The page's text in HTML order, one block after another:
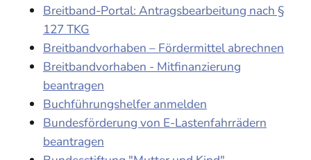
Breitband-Portal: Antragsbearbeitung nach §
127 TKG
Breitbandvorhaben – Fördermittel abrechnen
Breitbandvorhaben - Mitfinanzierung
beantragen
Buchführungshelfer anmelden
Bundesförderung von E-Lastenfahrrädern
beantragen